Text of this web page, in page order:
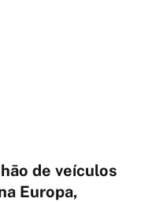
de veículos
Europa,